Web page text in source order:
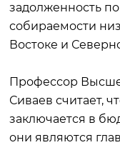
задолженность
собираемости
Востоке и
Профессор
Сиваев считает,
заключается в
они являются